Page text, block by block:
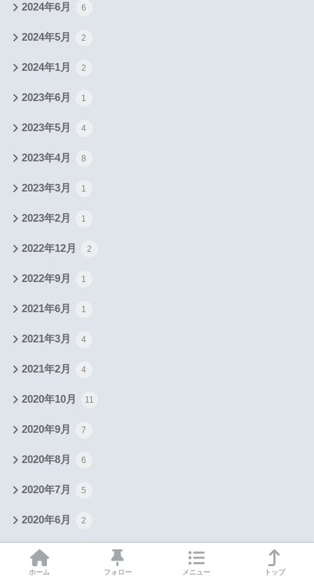
2024年6月 6
2024年5月 2
2024年1月 2
2023年6月 1
2023年5月 4
2023年4月 8
2023年3月 1
2023年2月 1
2022年12月 2
2022年9月 1
2021年6月 1
2021年3月 4
2021年2月 4
2020年10月 11
2020年9月 7
2020年8月 6
2020年7月 5
2020年6月 2
2020年5月
ホーム フォロー メニュー トップ